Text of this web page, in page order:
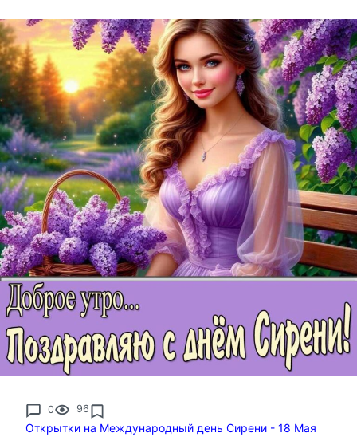
0 96
Открытки на Международный день Сирени - 18 Мая